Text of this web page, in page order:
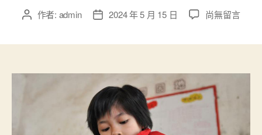
文 作者: admin
文 2024 年 5 月 15 日
在
上
尚無留言